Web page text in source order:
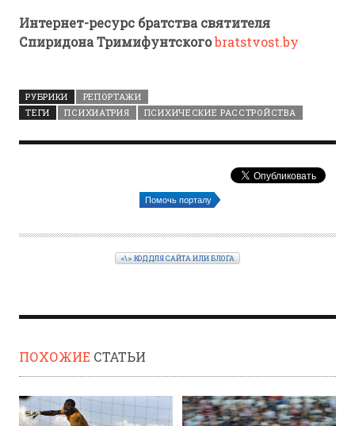
Интернет-ресурс братства святителя
Спиридона Тримифунтскогоbratstvost.by
РУБРИКИ
РЕПОРТАЖИ
ТЕГИ
ПСИХИАТРИЯ ПСИХИЧЕСКИЕ РАССТРОЙСТВА
Помочь порталу
<\> КОД ДЛЯ САЙТА ИЛИ БЛОГА
ПОХОЖИЕ СТАТЬИ